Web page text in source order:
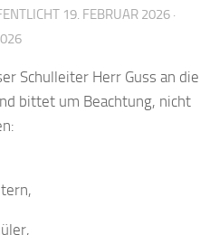
19. FEBRUAR 2026 ·
Schulleiter Herr Guss an die
bittet um Beachtung, nicht